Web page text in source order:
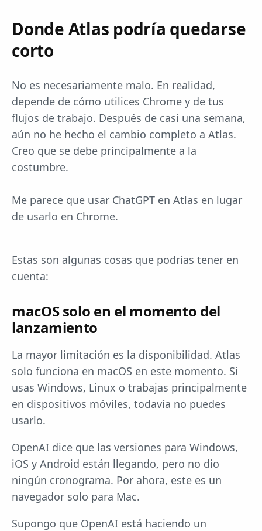
Donde Atlas podría quedarse
corto
No es necesariamente malo. En realidad,
depende de cómo utilices Chrome y de tus
flujos de trabajo. Después de casi una semana,
aún no he hecho el cambio completo a Atlas.
Creo que se debe principalmente a la
costumbre.
Me parece que usar ChatGPT en Atlas en lugar
de usarlo en Chrome.
Estas son algunas cosas que podrías tener en
cuenta:
macOS solo en el momento del
lanzamiento
La mayor limitación es la disponibilidad. Atlas
solo funciona en macOS en este momento. Si
usas Windows, Linux o trabajas principalmente
en dispositivos móviles, todavía no puedes
usarlo.
OpenAI dice que las versiones para Windows,
iOS y Android están llegando, pero no dio
ningún cronograma. Por ahora, este es un
navegador solo para Mac.
Supongo que OpenAI está haciendo un